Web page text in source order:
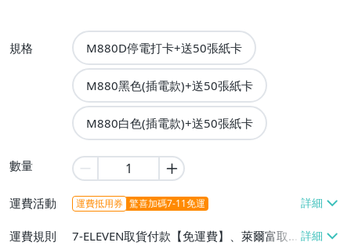
規格 M880D停電打卡+送50張紙卡
M880黑色(插電款)+送50張紙卡
M880白色(插電款)+送50張紙卡
數量
運費活動 運費抵用券 驚喜加碼7-11免運
運費規則
7-ELEVEN取貨付款【免運費】、萊爾富取